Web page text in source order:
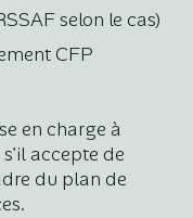
selon le cas)
CFP
en charge à
s'il accepte de
du plan de